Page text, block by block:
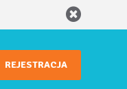
REJESTRACJA